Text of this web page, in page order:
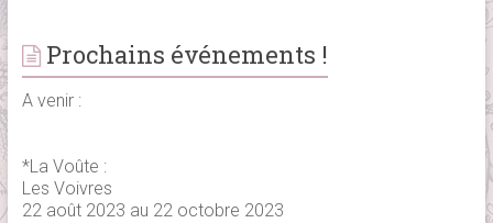
Prochains événements !
A venir :
*La Voûte :
Les Voivres
22 août 2023 au 22 octobre 2023